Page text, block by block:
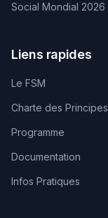
Social Mondial 2026
Liens rapides
Le FSM
Charte des Principes
Programme
Documentation
Infos Pratiques